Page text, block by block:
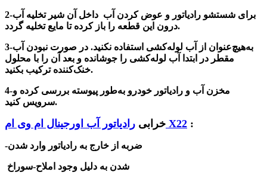
2-برای شستشو رادیاتور و عوض کردن آب داخل آن شیر تخلیه آب
درون این قطعه را باز کرده تا مایع تخلیه گردد.
3-به‌هیچ‌عنوان از آب لوله‌کشی استفاده نکنید. در صورت نبودن آب
مقطر در ابتدا
آب لوله‌کشی را جوشانده و بعد آن را با محلول
خنک‌کننده ترکیب بکنید.
4-مخزن آب و رادیاتور خودرو به‌طور پیوسته بررسی کرده و
سرویس کنید.
خرابی رادیاتور آب اورجینال ام وی ام X22 :
ضربه از خارج به رادیاتور
-سوراخشدن به دلیل وجود املاح